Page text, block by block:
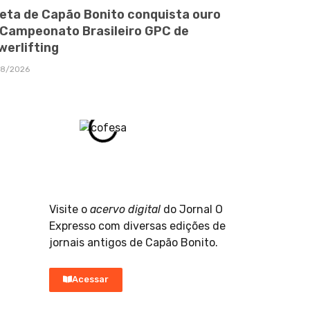
de Capão Bonito conquista ouro
Brasileiro GPC de
2026
Visite o acervo digital do Jornal O
Expresso com diversas edições de
jornais antigos de Capão Bonito.
Acessar